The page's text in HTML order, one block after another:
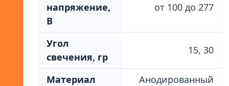
напряжение,
В
от 100 до 277
Угол
свечения, гр
15, 30
Материал
Анодированный